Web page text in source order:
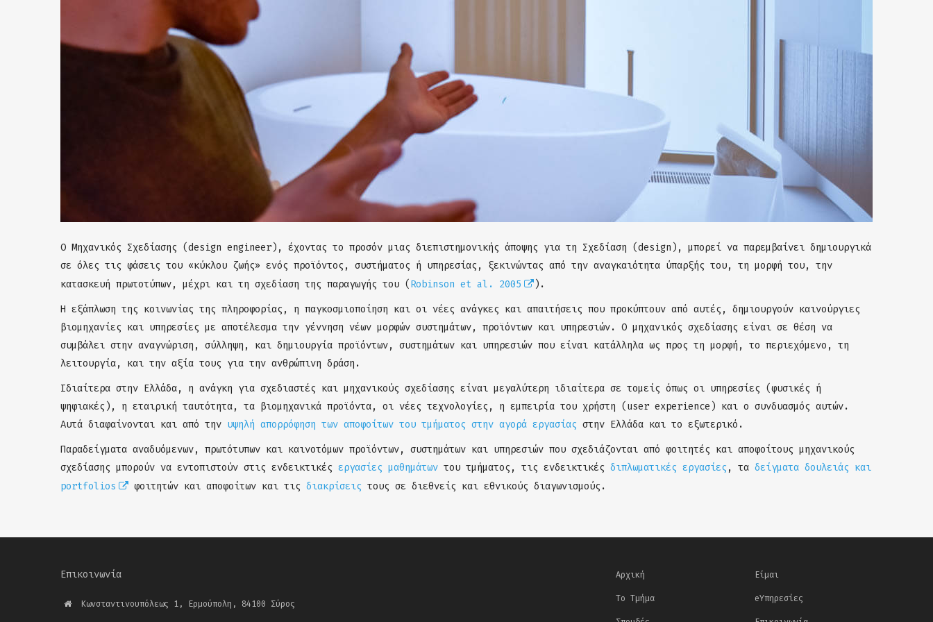
Ο Μηχανικός Σχεδίασης (design engineer), έχοντας το προσόν μιας διεπιστημονικής άποψης για τη Σχεδίαση (design), μπορεί να παρεμβαίνει δημιουργικά
σε όλες τις φάσεις του «κύκλου ζωής» ενός προϊόντος, συστήματος ή υπηρεσίας, ξεκινώντας από την αναγκαιότητα ύπαρξής του, τη μορφή του, την
κατασκευή πρωτοτύπων, μέχρι και τη σχεδίαση της παραγωγής του ( Robinson et al. 2005 ).
Η εξάπλωση της κοινωνίας της πληροφορίας, η παγκοσμιοποίηση και οι νέες ανάγκες και απαιτήσεις που προκύπτουν από αυτές, δημιουργούν καινούργιες
βιομηχανίες και υπηρεσίες με αποτέλεσμα την γέννηση νέων μορφών συστημάτων, προϊόντων και υπηρεσιών. Ο μηχανικός σχεδίασης είναι σε θέση να
συμβάλει στην αναγνώριση, σύλληψη, και δημιουργία προϊόντων, συστημάτων και υπηρεσιών που είναι κατάλληλα ως προς τη μορφή, το περιεχόμενο, τη
λειτουργία, και την αξία τους για την ανθρώπινη δράση.
Ιδιαίτερα στην Ελλάδα, η ανάγκη για σχεδιαστές και μηχανικούς σχεδίασης είναι μεγαλύτερη ιδιαίτερα σε τομείς όπως οι υπηρεσίες (φυσικές ή
ψηφιακές), η εταιρική ταυτότητα, τα βιομηχανικά προϊόντα, οι νέες τεχνολογίες, η εμπειρία του χρήστη (user experience) και ο συνδυασμός αυτών.
Αυτά διαφαίνονται και από την υψηλή απορρόφηση των αποφοίτων του τμήματος στην αγορά εργασίας στην Ελλάδα και το εξωτερικό.
Παραδείγματα αναδυόμενων, πρωτότυπων και καινοτόμων προϊόντων, συστημάτων και υπηρεσιών που σχεδιάζονται από φοιτητές και αποφοίτους μηχανικούς
σχεδίασης μπορούν να εντοπιστούν στις ενδεικτικές εργασίες μαθημάτων του τμήματος, τις ενδεικτικές διπλωματικές εργασίες , τα δείγματα δουλειάς και
portfolios
φοιτητών και αποφοίτων και τις διακρίσεις τους σε διεθνείς και εθνικούς διαγωνισμούς.
Επικοινωνία
Κωνσταντινουπόλεως 1, Ερμούπολη, 84100 Σύρος
Αρχική
Το Τμήμα
Είμαι
eΥπηρεσίες